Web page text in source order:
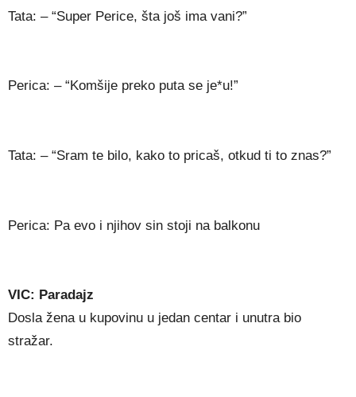
Tata: – “Super Perice, šta još ima vani?”
Perica: – “Komšije preko puta se je*u!”
Tata: – “Sram te bilo, kako to pricaš, otkud ti to znas?”
Perica: Pa evo i njihov sin stoji na balkonu
VIC: Paradajz
Dosla žena u kupovinu u jedan centar i unutra bio
stražar.